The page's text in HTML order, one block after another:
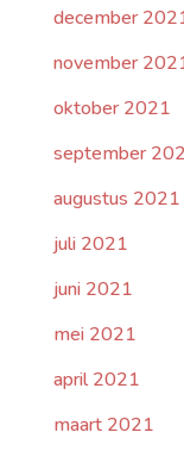
december
november
oktober 2021
september
augustus 2021
juli 2021
juni 2021
mei 2021
april 2021
maart 2021